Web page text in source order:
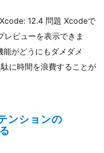
12.4 問題 Xcodeで
ビューを表示できま
がどうにもダメダメ
に時間を浪費することが
ンションの